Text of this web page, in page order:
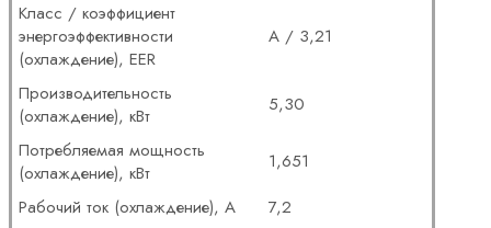
Класс / коэффициент
энергоэффективности
(охлаждение), EER
А / 3,21
Производительность
(охлаждение), кВт
5,30
Потребляемая мощность
(охлаждение), кВт
1,651
Рабочий ток (охлаждение), А
7,2